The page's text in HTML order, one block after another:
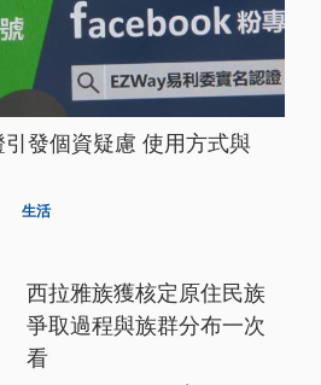
發個資疑慮 使用方式與
生活
西拉雅族獲核定原住民族
爭取過程與族群分布一次
看